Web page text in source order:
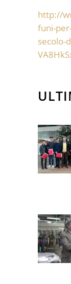
http://
funi-
secolo-